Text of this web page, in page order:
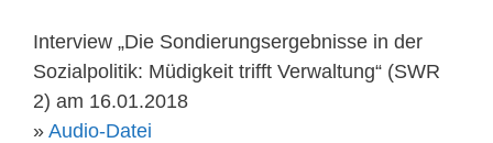
Interview „Die Sondierungsergebnisse in der
Sozialpolitik: Müdigkeit trifft Verwaltung“ (SWR
2) am 16.01.2018
» Audio-Datei